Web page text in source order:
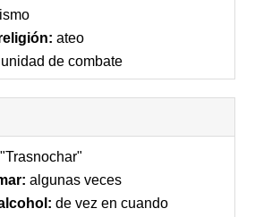
ateo
unidad de combate
"Trasnochar"
algunas veces
de vez en cuando